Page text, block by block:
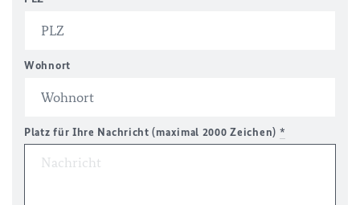
Wohnort
Platz für Ihre Nachricht (maximal 2000 Zeichen) *